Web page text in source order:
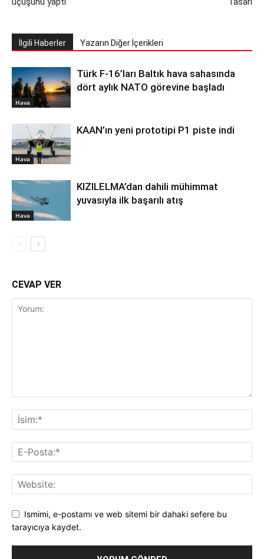
İlgili Haberler Yazarın Diğer İçerikleri
Hava
Türk F-16’ları Baltık hava sahasında
dört aylık NATO görevine başladı
Hava
KAAN’ın yeni prototipi P1 piste indi
Hava
KIZILELMA’dan dahili mühimmat
yuvasıyla ilk başarılı atış
CEVAP VER
Ismimi, e-postamı ve web sitemi bir dahaki sefere bu
tarayıcıya kaydet.